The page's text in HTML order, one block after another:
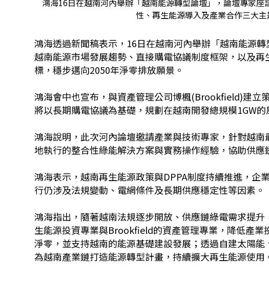
鴻海16日在越南河內舉辦「越南能源轉型論壇」，論壇專家
性、再生能源導入及產業合作三大主
鴻海透過新聞稿表示，16日在越南河內舉辦「越南能源
越南能源市場發展趨勢、直接購電協議制度框架，以及
標，穩步邁向2050年淨零排放願景。
鴻海會中也宣布，與資產管理公司博楓(Brookfield)建立
將以長期購電協議為基礎，規劃在越南開發總規模1GW
鴻海說明，此次河內論壇邀請產業與技術專家，針對越
地執行的整合性綠能解決方案與實務操作經驗，協助供應
鴻海表示，越南再生能源政策與DPPA制度持續推進，企
行仍涉及法規變動、電網條件及長期供應穩定性等因素。
鴻海指出，隨著越南法規逐步開放、供應鏈綠電需求提
生能源投資專業與Brookfield的資產管理專業，降低產
淨零，並支持越南的能源基礎建設發展；透過自建太陽
為越南產業鏈打造能源轉型計畫，持續擴大再生能源使用